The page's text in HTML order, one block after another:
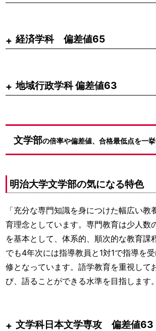
経済学科 偏差値65
地域行政学科 偏差値63
文学部の倍率や偏差値、合格最低点を一挙
明治大学文学部の気になる特色
「充分な専門知識を身につけた幅広い教
育理念としています。専門教育は少人数
を基本として、体系的、順次的な教育課
でも4年次には指導教員と1対1で指導を
修となっています。語学教育を重視して
び、語ることができる水準を目指します。
文学科日本文学専攻 偏差値63